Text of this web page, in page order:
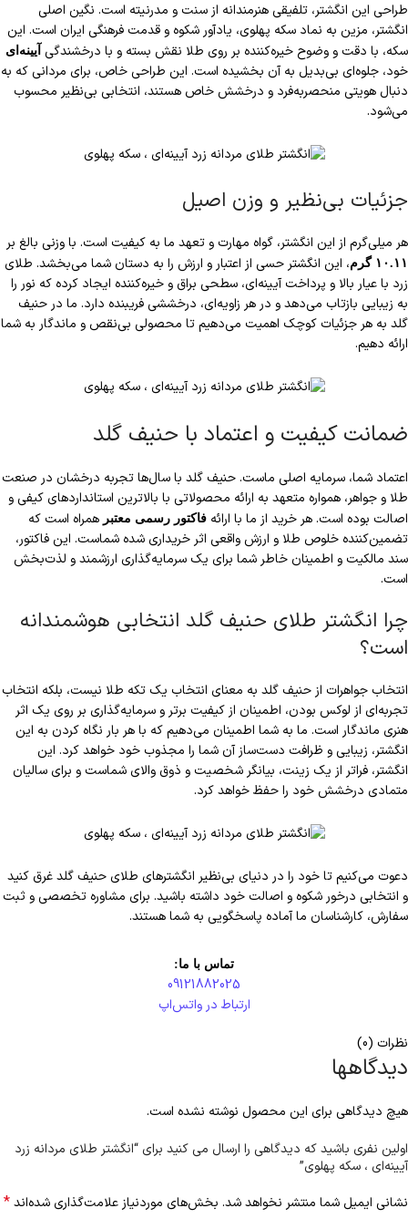
طراحی این انگشتر، تلفیقی هنرمندانه از سنت و مدرنیته است. نگین اصلی
انگشتر، مزین به نماد سکه پهلوی، یادآور شکوه و قدمت فرهنگی ایران است. این
سکه، با دقت و وضوح خیره‌کننده بر روی طلا نقش بسته و با درخشندگی آیینه‌ای
خود، جلوه‌ای بی‌بدیل به آن بخشیده است. این طراحی خاص، برای مردانی که به
دنبال هویتی منحصربه‌فرد و درخشش خاص هستند، انتخابی بی‌نظیر محسوب
می‌شود.
جزئیات بی‌نظیر و وزن اصیل
هر میلی‌گرم از این انگشتر، گواه مهارت و تعهد ما به کیفیت است. با وزنی بالغ بر
۱۰.۱۱ گرم
، این انگشتر حسی از اعتبار و ارزش را به دستان شما می‌بخشد. طلای
زرد با عیار بالا و پرداخت آیینه‌ای، سطحی براق و خیره‌کننده ایجاد کرده که نور را
به زیبایی بازتاب می‌دهد و در هر زاویه‌ای، درخششی فریبنده دارد. ما در حنیف
گلد به هر جزئیات کوچک اهمیت می‌دهیم تا محصولی بی‌نقص و ماندگار به شما
ارائه دهیم.
ضمانت کیفیت و اعتماد با حنیف گلد
اعتماد شما، سرمایه اصلی ماست. حنیف گلد با سال‌ها تجربه درخشان در صنعت
طلا و جواهر، همواره متعهد به ارائه محصولاتی با بالاترین استانداردهای کیفی و
اصالت بوده است. هر خرید از ما با ارائه فاکتور رسمی معتبر همراه است که
تضمین‌کننده خلوص طلا و ارزش واقعی اثر خریداری شده شماست. این فاکتور،
سند مالکیت و اطمینان خاطر شما برای یک سرمایه‌گذاری ارزشمند و لذت‌بخش
است.
چرا انگشتر طلای حنیف گلد انتخابی هوشمندانه
است؟
انتخاب جواهرات از حنیف گلد به معنای انتخاب یک تکه طلا نیست، بلکه انتخاب
تجربه‌ای از لوکس بودن، اطمینان از کیفیت برتر و سرمایه‌گذاری بر روی یک اثر
هنری ماندگار است. ما به شما اطمینان می‌دهیم که با هر بار نگاه کردن به این
انگشتر، زیبایی و ظرافت دست‌ساز آن شما را مجذوب خود خواهد کرد. این
انگشتر، فراتر از یک زینت، بیانگر شخصیت و ذوق والای شماست و برای سالیان
متمادی درخشش خود را حفظ خواهد کرد.
دعوت می‌کنیم تا خود را در دنیای بی‌نظیر انگشترهای طلای حنیف گلد غرق کنید
و انتخابی درخور شکوه و اصالت خود داشته باشید. برای مشاوره تخصصی و ثبت
سفارش، کارشناسان ما آماده پاسخگویی به شما هستند.
تماس با ما:
09121882025
ارتباط در واتس‌اپ
نظرات (0)
دیدگاهها
هیچ دیدگاهی برای این محصول نوشته نشده است.
اولین نفری باشید که دیدگاهی را ارسال می کنید برای “انگشتر طلای مردانه زرد
آیینه‌ای ، سکه پهلوی”
نشانی ایمیل شما منتشر نخواهد شد. بخش‌های موردنیاز علامت‌گذاری شده‌اند*